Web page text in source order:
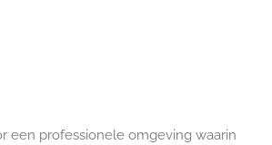
een professionele omgeving waarin